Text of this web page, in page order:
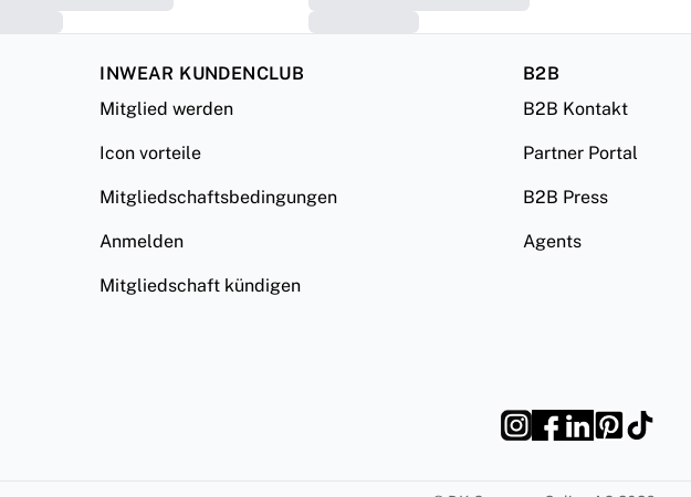
INWEAR KUNDENCLUB
Mitglied werden
Icon vorteile
Mitgliedschaftsbedingungen
Anmelden
Mitgliedschaft kündigen
B2B
B2B Kontakt
Partner Portal
B2B Press
Agents